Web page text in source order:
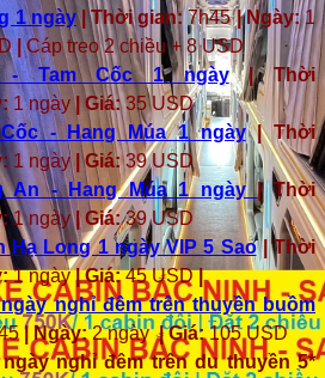
1 ngày| Thời gian:7h45| Ngày:1
|Cáp treo 2 chiều + 8 USD
- Tam Cốc 1 ngày| Thời
1 ngày| Giá:35 USD
- Hang Múa 1 ngày| Thời
1 ngày| Giá:39 USD
An - Hang Múa 1 ngày| Thời
1 ngày| Giá:39 USD
Hạ Long 1 ngày VIP 5 Sao| Thời
1 ngày| Giá:45 USD|
nghỉ đêm trên thuyền buồm
| Ngày:2 ngày| Giá:105 USD
nghỉ đêm trên du thuyền 5*